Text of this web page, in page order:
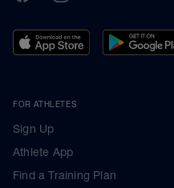
FOR ATHLETES
Sign Up
Athlete App
Find a Training Plan